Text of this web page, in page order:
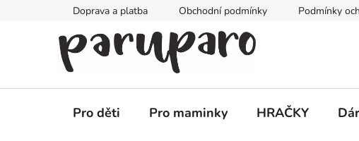
Doprava a platba Obchodní podmínky Podmínky
Pro děti Pro maminky HRAČKY